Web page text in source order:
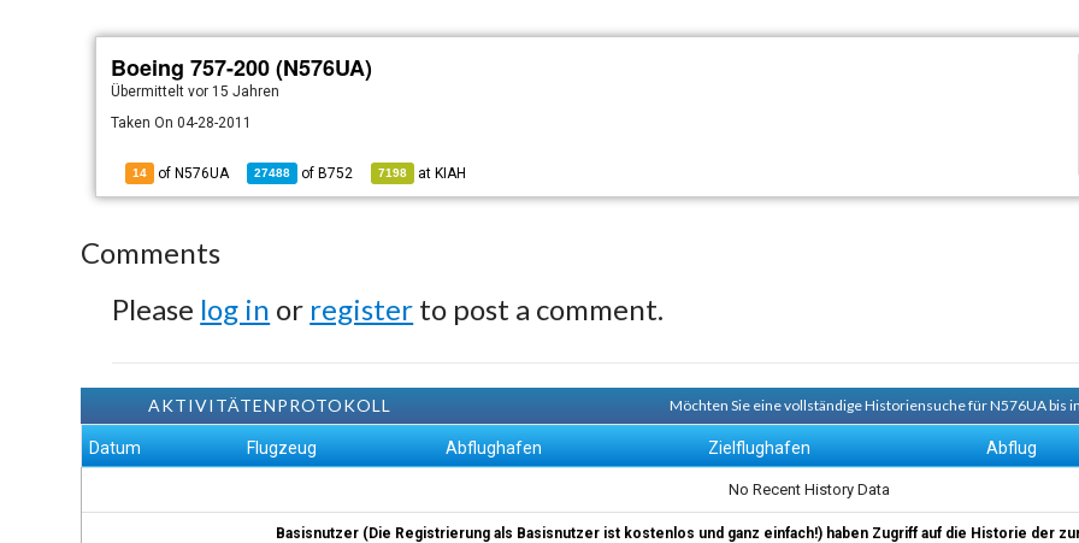
Boeing 757-200 (N576UA)
Übermitteltvor 15 Jahren
Taken On 04-28-2011
14 of N576UA 27488 of B752 7198 at KIAH
Comments
Please log in or register to post a comment.
AKTIVITÄTENPROTOKOLL Möchten Sie eine vollständige Historiensuche für N576UA bis
Datum Flugzeug Abflughafen Zielflughafen Abflug
No Recent History Data
Basisnutzer (Die Registrierung als Basisnutzer ist kostenlos und ganz einfach!) haben Zugriff auf die Historie der